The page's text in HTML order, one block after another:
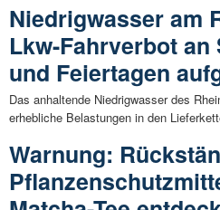
Niedrigwasser am
Lkw-Fahrverbot an
und Feiertagen
Das anhaltende Niedrigwasser des
erhebliche Belastungen in den
Warnung: